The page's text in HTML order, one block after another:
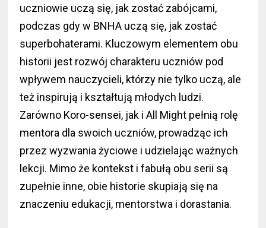
uczniowie uczą się, jak zostać zabójcami,
podczas gdy w BNHA uczą się, jak zostać
superbohaterami. Kluczowym elementem obu
historii jest rozwój charakteru uczniów pod
wpływem nauczycieli, którzy nie tylko uczą, ale
też inspirują i kształtują młodych ludzi.
Zarówno Koro-sensei, jak i All Might pełnią rolę
mentora dla swoich uczniów, prowadząc ich
przez wyzwania życiowe i udzielając ważnych
lekcji. Mimo że kontekst i fabułą obu serii są
zupełnie inne, obie historie skupiają się na
znaczeniu edukacji, mentorstwa i dorastania.